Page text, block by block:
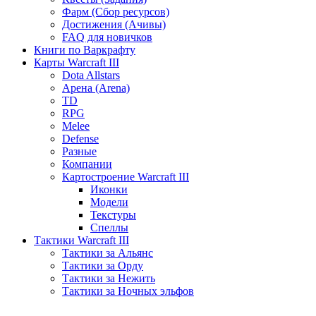
Фарм (Сбор ресурсов)
Достижения (Ачивы)
FAQ для новичков
Книги по Варкрафту
Карты Warcraft III
Dota Allstars
Арена (Arena)
TD
RPG
Melee
Defense
Разные
Компании
Картостроение Warcraft III
Иконки
Модели
Текстуры
Спеллы
Тактики Warcraft III
Тактики за Альянс
Тактики за Орду
Тактики за Нежить
Тактики за Ночных эльфов